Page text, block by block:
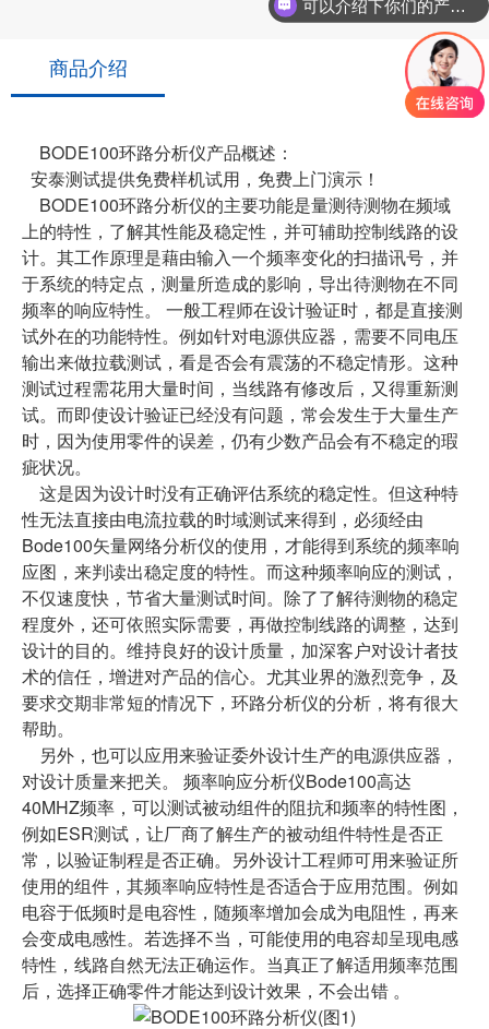
商品介绍
BODE100环路分析仪产品概述：
安泰测试提供免费样机试用，免费上门演示！
BODE100环路分析仪的主要功能是量测待测物在频域
上的特性，了解其性能及稳定性，并可辅助控制线路的设
计。其工作原理是藉由输入一个频率变化的扫描讯号，并
于系统的特定点，测量所造成的影响，导出待测物在不同
频率的响应特性。 一般工程师在设计验证时，都是直接测
试外在的功能特性。例如针对电源供应器，需要不同电压
输出来做拉载测试，看是否会有震荡的不稳定情形。这种
测试过程需花用大量时间，当线路有修改后，又得重新测
试。而即使设计验证已经没有问题，常会发生于大量生产
时，因为使用零件的误差，仍有少数产品会有不稳定的瑕
疵状况。
这是因为设计时没有正确评估系统的稳定性。但这种特
性无法直接由电流拉载的时域测试来得到，必须经由
Bode100矢量网络分析仪的使用，才能得到系统的频率响
应图，来判读出稳定度的特性。而这种频率响应的测试，
不仅速度快，节省大量测试时间。除了了解待测物的稳定
程度外，还可依照实际需要，再做控制线路的调整，达到
设计的目的。维持良好的设计质量，加深客户对设计者技
术的信任，增进对产品的信心。尤其业界的激烈竞争，及
要求交期非常短的情况下，环路分析仪的分析，将有很大
帮助。
另外，也可以应用来验证委外设计生产的电源供应器，
对设计质量来把关。 频率响应分析仪Bode100高达
40MHZ频率，可以测试被动组件的阻抗和频率的特性图，
例如ESR测试，让厂商了解生产的被动组件特性是否正
常，以验证制程是否正确。另外设计工程师可用来验证所
使用的组件，其频率响应特性是否适合于应用范围。例如
电容于低频时是电容性，随频率增加会成为电阻性，再来
会变成电感性。若选择不当，可能使用的电容却呈现电感
特性，线路自然无法正确运作。当真正了解适用频率范围
后，选择正确零件才能达到设计效果，不会出错 。
可以介绍下你们的产品么？